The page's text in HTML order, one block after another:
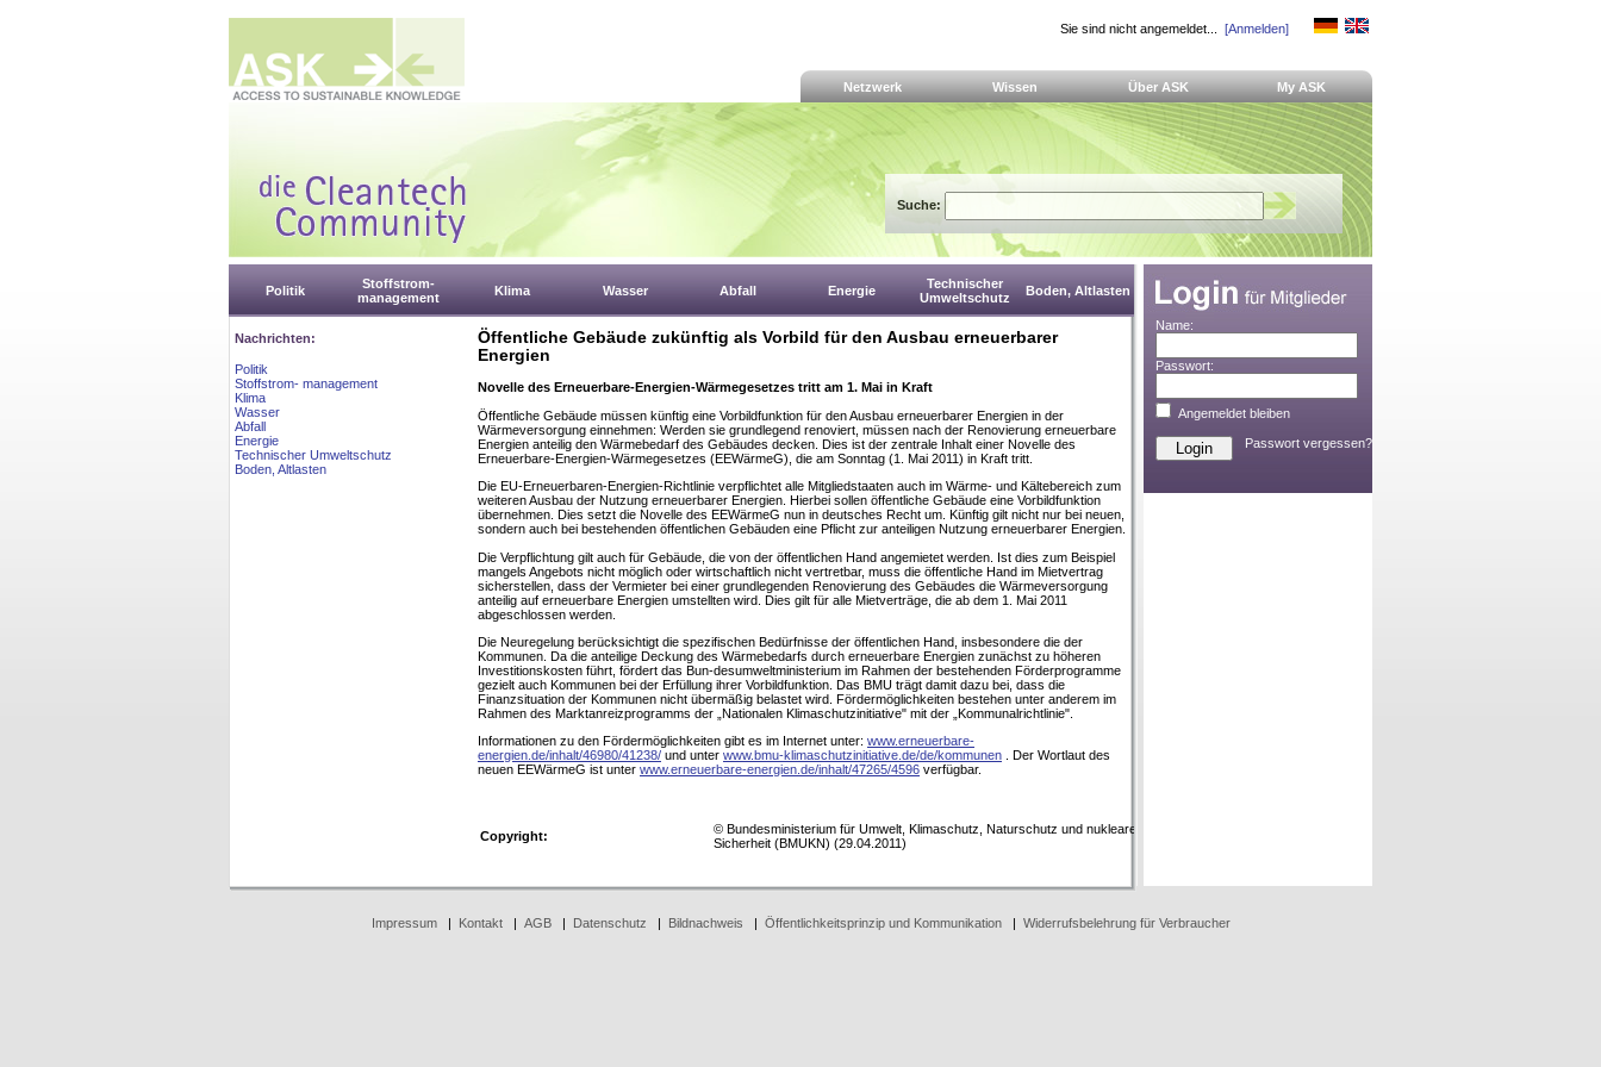
Sie sind nicht angemeldet... [Anmelden]
Netzwerk Wissen Über ASK My ASK
Suche:
Politik
Stoffstrom-
management
Klima Wasser Abfall Energie
Technischer
Umweltschutz
Boden, Altlasten
Nachrichten:
Politik
Stoffstrom- management
Klima
Wasser
Abfall
Energie
Technischer Umweltschutz
Boden, Altlasten
Öffentliche Gebäude zukünftig als Vorbild für den Ausbau erneuerbarer
Energien
Novelle des Erneuerbare-Energien-Wärmegesetzes tritt am 1. Mai in Kraft
Öffentliche Gebäude müssen künftig eine Vorbildfunktion für den Ausbau erneuerbarer Energien in der
Wärmeversorgung einnehmen: Werden sie grundlegend renoviert, müssen nach der Renovierung erneuerbare
Energien anteilig den Wärmebedarf des Gebäudes decken. Dies ist der zentrale Inhalt einer Novelle des
Erneuerbare-Energien-Wärmegesetzes (EEWärmeG), die am Sonntag (1. Mai 2011) in Kraft tritt.
Die EU-Erneuerbaren-Energien-Richtlinie verpflichtet alle Mitgliedstaaten auch im Wärme- und Kältebereich zum
weiteren Ausbau der Nutzung erneuerbarer Energien. Hierbei sollen öffentliche Gebäude eine Vorbildfunktion
übernehmen. Dies setzt die Novelle des EEWärmeG nun in deutsches Recht um. Künftig gilt nicht nur bei neuen,
sondern auch bei bestehenden öffentlichen Gebäuden eine Pflicht zur anteiligen Nutzung erneuerbarer Energien.
Die Verpflichtung gilt auch für Gebäude, die von der öffentlichen Hand angemietet werden. Ist dies zum Beispiel
mangels Angebots nicht möglich oder wirtschaftlich nicht vertretbar, muss die öffentliche Hand im Mietvertrag
sicherstellen, dass der Vermieter bei einer grundlegenden Renovierung des Gebäudes die Wärmeversorgung
anteilig auf erneuerbare Energien umstellten wird. Dies gilt für alle Mietverträge, die ab dem 1. Mai 2011
abgeschlossen werden.
Die Neuregelung berücksichtigt die spezifischen Bedürfnisse der öffentlichen Hand, insbesondere die der
Kommunen. Da die anteilige Deckung des Wärmebedarfs durch erneuerbare Energien zunächst zu höheren
Investitionskosten führt, fördert das Bun-desumweltministerium im Rahmen der bestehenden Förderprogramme
gezielt auch Kommunen bei der Erfüllung ihrer Vorbildfunktion. Das BMU trägt damit dazu bei, dass die
Finanzsituation der Kommunen nicht übermäßig belastet wird. Fördermöglichkeiten bestehen unter anderem im
Rahmen des Marktanreizprogramms der „Nationalen Klimaschutzinitiative" mit der „Kommunalrichtlinie".
Informationen zu den Fördermöglichkeiten gibt es im Internet unter: www.erneuerbare-
energien.de/inhalt/46980/41238/ und unter www.bmu-klimaschutzinitiative.de/de/kommunen . Der Wortlaut des
neuen EEWärmeG ist unter www.erneuerbare-energien.de/inhalt/47265/4596 verfügbar.
Copyright:
© Bundesministerium für Umwelt, Klimaschutz, Naturschutz und nukleare
Sicherheit (BMUKN) (29.04.2011)
Name:
Passwort:
Angemeldet bleiben
Passwort vergessen?
Impressum| Kontakt| AGB| Datenschutz | Bildnachweis | Öffentlichkeitsprinzip und Kommunikation| Widerrufsbelehrung für Verbraucher